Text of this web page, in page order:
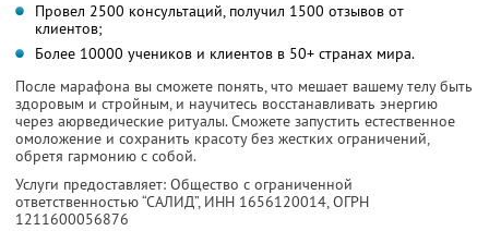
Провел 2500 консультаций, получил 1500 отзывов от
клиентов;
Более 10000 учеников и клиентов в 50+ странах мира.
После марафона вы сможете понять, что мешает вашему телу быть
здоровым и стройным, и научитесь восстанавливать энергию
через аюрведические ритуалы. Сможете запустить естественное
омоложение и сохранить красоту без жестких ограничений,
обретя гармонию с собой.
Услуги предоставляет: Общество с ограниченной
ответственностью “САЛИД”, ИНН 1656120014, ОГРН
1211600056876